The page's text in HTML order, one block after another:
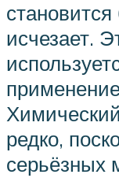
исчезает.
редко,
серьёзных